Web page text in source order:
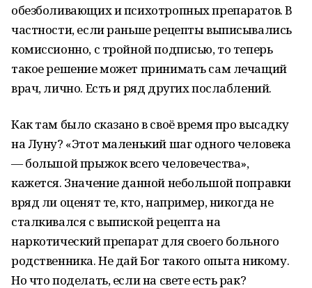
обезболивающих и психотропных препаратов. В
частности, если раньше рецепты выписывались
комиссионно, с тройной подписью, то теперь
такое решение может принимать сам лечащий
врач, лично. Есть и ряд других послаблений.
Как там было сказано в своё время про высадку
на Луну? «Этот маленький шаг одного человека
— большой прыжок всего человечества»,
кажется. Значение данной небольшой поправки
вряд ли оценят те, кто, например, никогда не
сталкивался с выпиской рецепта на
наркотический препарат для своего больного
родственника. Не дай Бог такого опыта никому.
Но что поделать, если на свете есть рак?